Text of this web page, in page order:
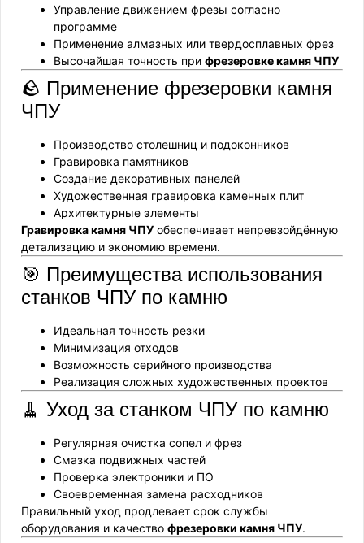
Управление движением фрезы согласно
программе
Применение алмазных или твердосплавных фрез
Высочайшая точность при фрезеровке камня ЧПУ
🪨 Применение фрезеровки камня
ЧПУ
Производство столешниц и подоконников
Гравировка памятников
Создание декоративных панелей
Художественная гравировка каменных плит
Архитектурные элементы
Гравировка камня ЧПУ обеспечивает непревзойдённую
детализацию и экономию времени.
🎯 Преимущества использования
станков ЧПУ по камню
Идеальная точность резки
Минимизация отходов
Возможность серийного производства
Реализация сложных художественных проектов
🧹 Уход за станком ЧПУ по камню
Регулярная очистка сопел и фрез
Смазка подвижных частей
Проверка электроники и ПО
Своевременная замена расходников
Правильный уход продлевает срок службы
оборудования и качество фрезеровки камня ЧПУ.